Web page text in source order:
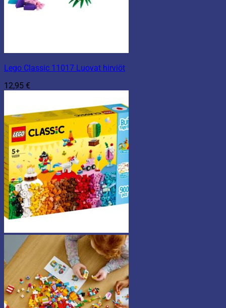
Lego Classic 11017 Luovat hirviöt
12,95 €